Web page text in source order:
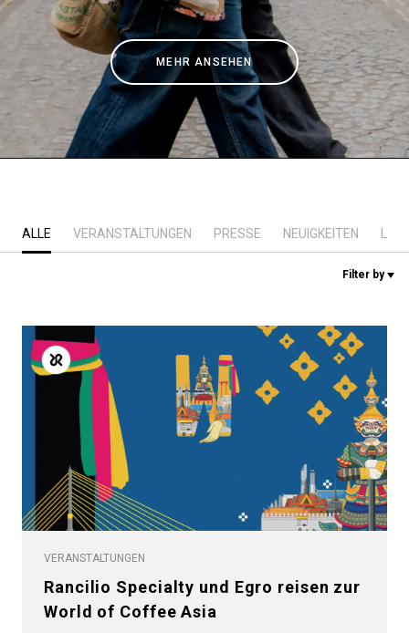
MEHR ANSEHEN
ALLE VERANSTALTUNGEN PRESSE NEUIGKEITEN
Filter by
VERANSTALTUNGEN
Rancilio Specialty und Egro reisen zur
World of Coffee Asia
Nachrichten
Geschichte
Unsere Labore
Kontaktieren Sie uns
Datenschutzerklärung